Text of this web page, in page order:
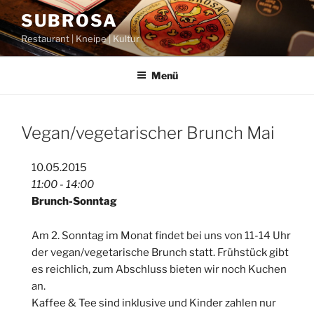
Zum
Inhalt
springen
SUBROSA
Restaurant | Kneipe | Kultur
Menü
Vegan/vegetarischer Brunch Mai
10.05.2015
11:00 - 14:00
Brunch-Sonntag
Am 2. Sonntag im Monat findet bei uns von 11-14 Uhr
der vegan/vegetarische Brunch statt. Frühstück gibt
es reichlich, zum Abschluss bieten wir noch Kuchen
an.
Kaffee & Tee sind inklusive und Kinder zahlen nur